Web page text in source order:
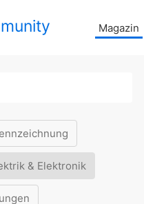
Magazin
& Elektronik